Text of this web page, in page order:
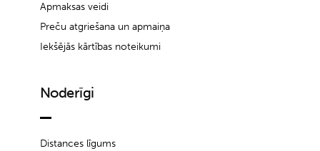
Apmaksas veidi
Preču atgriešana un apmaiņa
Iekšējās kārtības noteikumi
Noderīgi
Distances līgums